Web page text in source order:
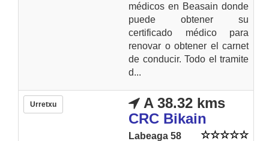
médicos en Beasain donde
puede obtener su
certificado médico para
renovar o obtener el carnet
de conducir. Todo el tramite
d...
Urretxu
A 38.32 kms
CRC Bikain
Labeaga 58